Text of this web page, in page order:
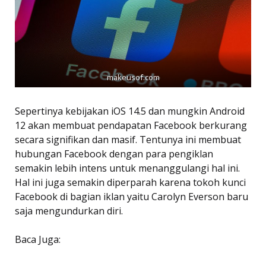
makeusof.com
Sepertinya kebijakan iOS 14.5 dan mungkin Android
12 akan membuat pendapatan Facebook berkurang
secara signifikan dan masif. Tentunya ini membuat
hubungan Facebook dengan para pengiklan
semakin lebih intens untuk menanggulangi hal ini.
Hal ini juga semakin diperparah karena tokoh kunci
Facebook di bagian iklan yaitu Carolyn Everson baru
saja mengundurkan diri.
Baca Juga: